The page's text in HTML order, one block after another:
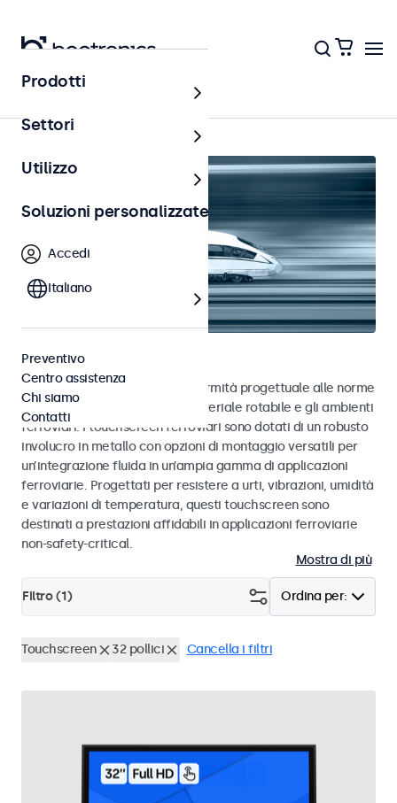
Home
Touchscreen ferroviari
Touchscreen sviluppati in conformità progettuale alle norme
EN 50155 e EN 45545-2 per il materiale rotabile e gli ambienti
ferroviari. I touchscreen ferroviari sono dotati di un robusto
involucro in metallo con opzioni di montaggio versatili per
un’integrazione fluida in un’ampia gamma di applicazioni
ferroviarie. Progettati per resistere a urti, vibrazioni, umidità
e variazioni di temperatura, questi touchscreen sono
destinati a prestazioni affidabili in applicazioni ferroviarie
non-safety-critical.
Mostra di più
Ordina per:
Filtro (1)
Touchscreen 32 pollici Cancella i filtri
Prodotti
Settori
Utilizzo
Soluzioni personalizzate
Accedi
Italiano
Preventivo
Centro assistenza
Chi siamo
Contatti